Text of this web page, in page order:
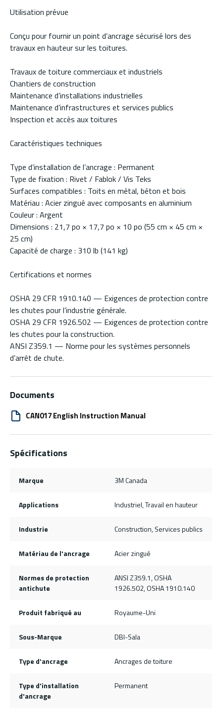
Utilisation prévue
Conçu pour fournir un point d’ancrage sécurisé lors des
travaux en hauteur sur les toitures.
Travaux de toiture commerciaux et industriels
Chantiers de construction
Maintenance d’installations industrielles
Maintenance d’infrastructures et services publics
Inspection et accès aux toitures
Caractéristiques techniques
Type d’installation de l’ancrage : Permanent
Type de fixation : Rivet / Fablok / Vis Teks
Surfaces compatibles : Toits en métal, béton et bois
Matériau : Acier zingué avec composants en aluminium
Couleur : Argent
Dimensions : 21,7 po × 17,7 po × 10 po (55 cm × 45 cm ×
25 cm)
Capacité de charge : 310 lb (141 kg)
Certifications et normes
OSHA 29 CFR 1910.140 — Exigences de protection contre
les chutes pour l’industrie générale.
OSHA 29 CFR 1926.502 — Exigences de protection contre
les chutes pour la construction.
ANSI Z359.1 — Norme pour les systèmes personnels
d’arrêt de chute.
Documents
CAN017 English Instruction Manual
Spécifications
Marque 3M Canada
Applications Industriel, Travail en hauteur
Industrie Construction, Services publics
Matériau de l'ancrage Acier zingué
Normes de protection
antichute
ANSI Z359.1, OSHA
1926.502, OSHA 1910.140
Produit fabriqué au Royaume-Uni
Sous-Marque DBI-Sala
Type d'ancrage Ancrages de toiture
Type d'installation
d'ancrage
Permanent